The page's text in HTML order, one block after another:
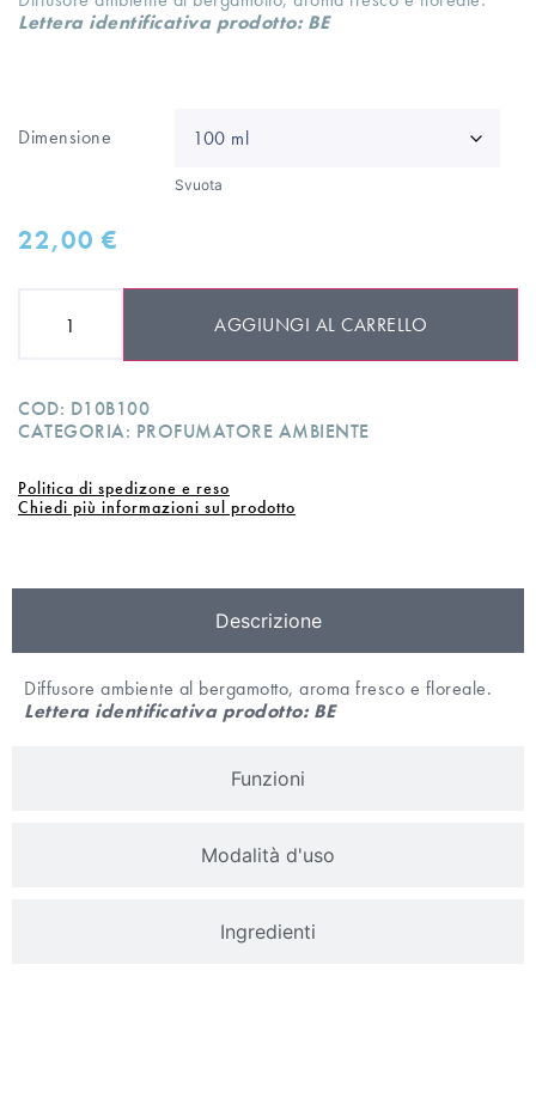
Lettera identificativa prodotto: BE
Dimensione
Svuota
22,00€
AGGIUNGI AL CARRELLO
COD: D10B100
CATEGORIA: PROFUMATORE AMBIENTE
Politica di spedizone e reso
Chiedi più informazioni sul prodotto
Descrizione
Funzioni
Modalità d'uso
Ingredienti
Diffusore ambiente al bergamotto, aroma fresco e floreale.
Lettera identificativa prodotto: BE